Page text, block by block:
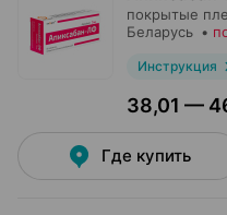
покрытые
Беларусь •
Инструкция
38,01 —
Где купить